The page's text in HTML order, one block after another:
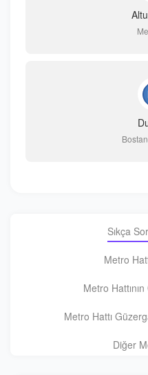
Sıkça
Metro
Metro
Metro Hattı
Diğer